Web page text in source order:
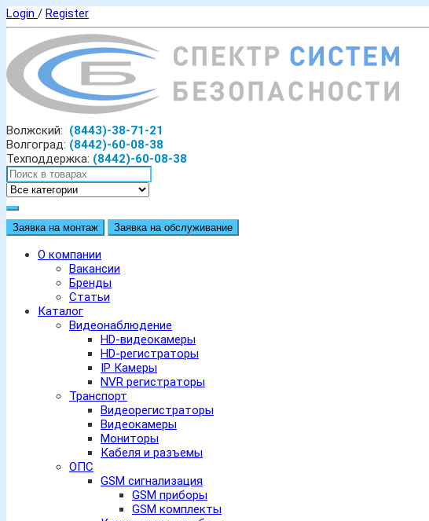
Login / Register
Волжский: (8443)-38-71-21
Волгоград: (8442)-60-08-38
Техподдержка: (8442)-60-08-38
Заявка на монтаж Заявка на обслуживание
О компании
Вакансии
Бренды
Статьи
Каталог
Видеонаблюдение
HD-видеокамеры
HD-регистраторы
IP Камеры
NVR регистраторы
Транспорт
Видеорегистраторы
Видеокамеры
Мониторы
Кабеля и разъемы
ОПС
GSM сигнализация
GSM приборы
GSM комплекты